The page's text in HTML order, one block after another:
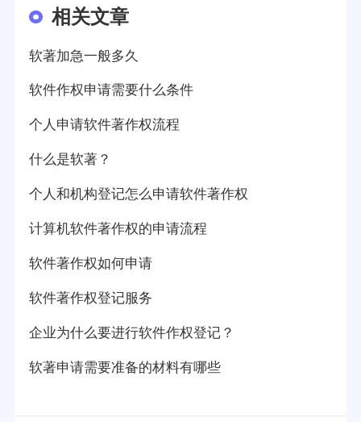
相关文章
软著加急一般多久
软件作权申请需要什么条件
个人申请软件著作权流程
什么是软著？
个人和机构登记怎么申请软件著作权
计算机软件著作权的申请流程
软件著作权如何申请
软件著作权登记服务
企业为什么要进行软件作权登记？
软著申请需要准备的材料有哪些